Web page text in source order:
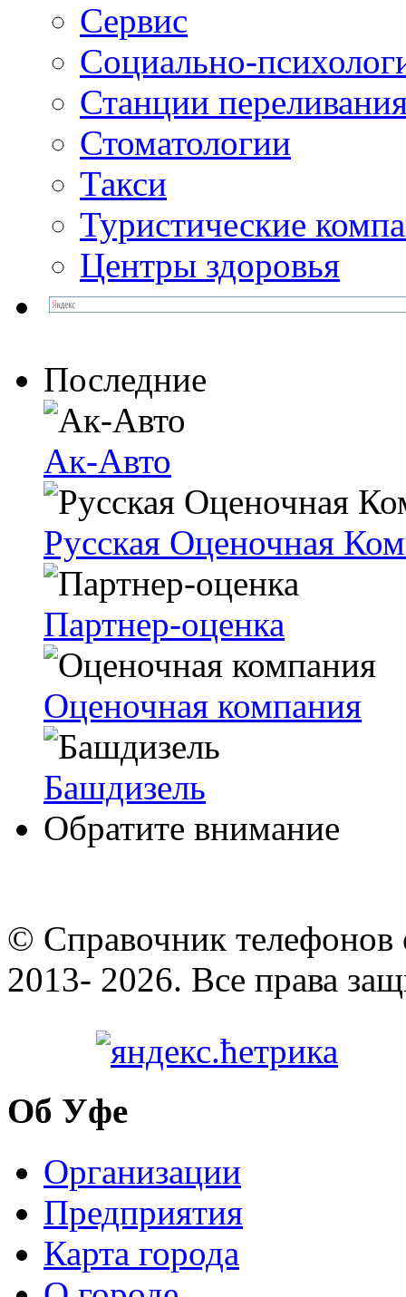
Сервис
Социально-
Станции
Стоматологии
Такси
Туристические
Центры здоровья
Последние
Ак-Авто
Русская Оценочная
Партнер-оценка
Оценочная компания
Башдизель
Обратите внимание
© Cправочник телефонов
2013- 2026. Все права
Об Уфе
Организации
Предприятия
Карта города